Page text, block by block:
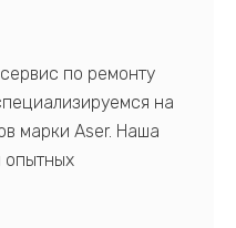
по ремонту
на
марки Aser. Наша
опытных
знаниями и